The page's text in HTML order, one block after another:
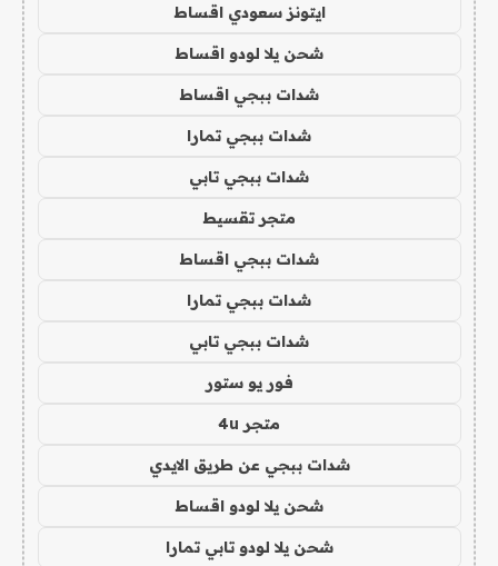
ايتونز سعودي اقساط
شحن يلا لودو اقساط
شدات ببجي اقساط
شدات ببجي تمارا
شدات ببجي تابي
متجر تقسيط
شدات ببجي اقساط
شدات ببجي تمارا
شدات ببجي تابي
فور يو ستور
متجر 4u
شدات ببجي عن طريق الايدي
شحن يلا لودو اقساط
شحن يلا لودو تابي تمارا